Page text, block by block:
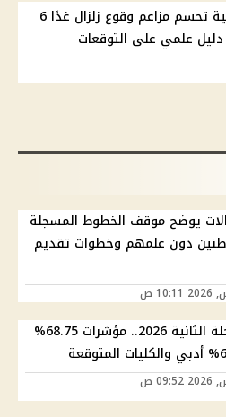
البحوث الفلكية تحسم مزاعم وقوع زلزال غدًا 6
علمي على التوقعات
يوضح موقف الخطوط المسجلة
دون علمهم وخطوات تقديم
تنسيق المرحلة الثانية 2026.. مؤشرات 68.75%